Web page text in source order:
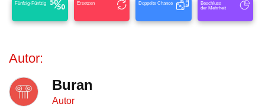
Fünfzig-Fünfzig Ersetzen Doppelte Chance
Beschluss
der Mehrheit
Autor:
Buran
Autor